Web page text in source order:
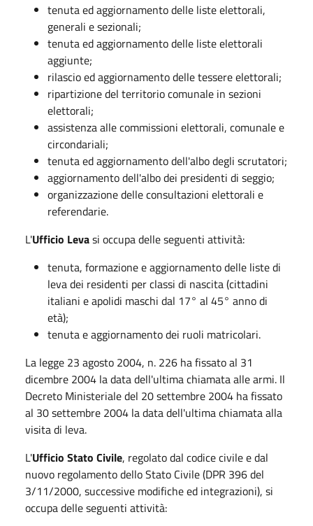
tenuta ed aggiornamento delle liste elettorali,
generali e sezionali;
tenuta ed aggiornamento delle liste elettorali
aggiunte;
rilascio ed aggiornamento delle tessere elettorali;
ripartizione del territorio comunale in sezioni
elettorali;
assistenza alle commissioni elettorali, comunale e
circondariali;
tenuta ed aggiornamento dell'albo degli scrutatori;
aggiornamento dell'albo dei presidenti di seggio;
organizzazione delle consultazioni elettorali e
referendarie.
L'Ufficio Levasi occupa delle seguenti attività:
tenuta, formazione e aggiornamento delle liste di
leva dei residenti per classi di nascita (cittadini
italiani e apolidi maschi dal 17° al 45° anno di
età);
tenuta e aggiornamento dei ruoli matricolari.
La legge 23 agosto 2004, n. 226 ha fissato al 31
dicembre 2004 la data dell'ultima chiamata alle armi. Il
Decreto Ministeriale del 20 settembre 2004 ha fissato
al 30 settembre 2004 la data dell'ultima chiamata alla
visita di leva.
L'Ufficio Stato Civile, regolato dal codice civile e dal
nuovo regolamento dello Stato Civile (DPR 396 del
3/11/2000, successive modifiche ed integrazioni), si
occupa delle seguenti attività: